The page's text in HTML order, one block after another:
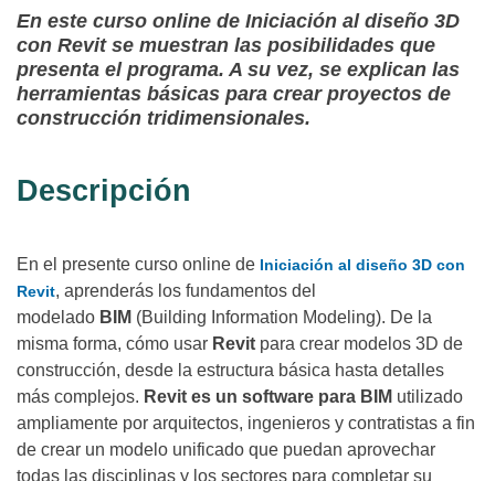
En este curso online de Iniciación al diseño 3D
con Revit se muestran las posibilidades que
presenta el programa. A su vez, se explican las
herramientas básicas para crear proyectos de
construcción tridimensionales.
Descripción
En el presente curso online de Iniciación al diseño 3D con
Revit, aprenderás los fundamentos del
modelado BIM (Building Information Modeling). De la
misma forma, cómo usar Revit para crear modelos 3D de
construcción, desde la estructura básica hasta detalles
más complejos. Revit es un software para BIM utilizado
ampliamente por arquitectos, ingenieros y contratistas a fin
de crear un modelo unificado que puedan aprovechar
todas las disciplinas y los sectores para completar su